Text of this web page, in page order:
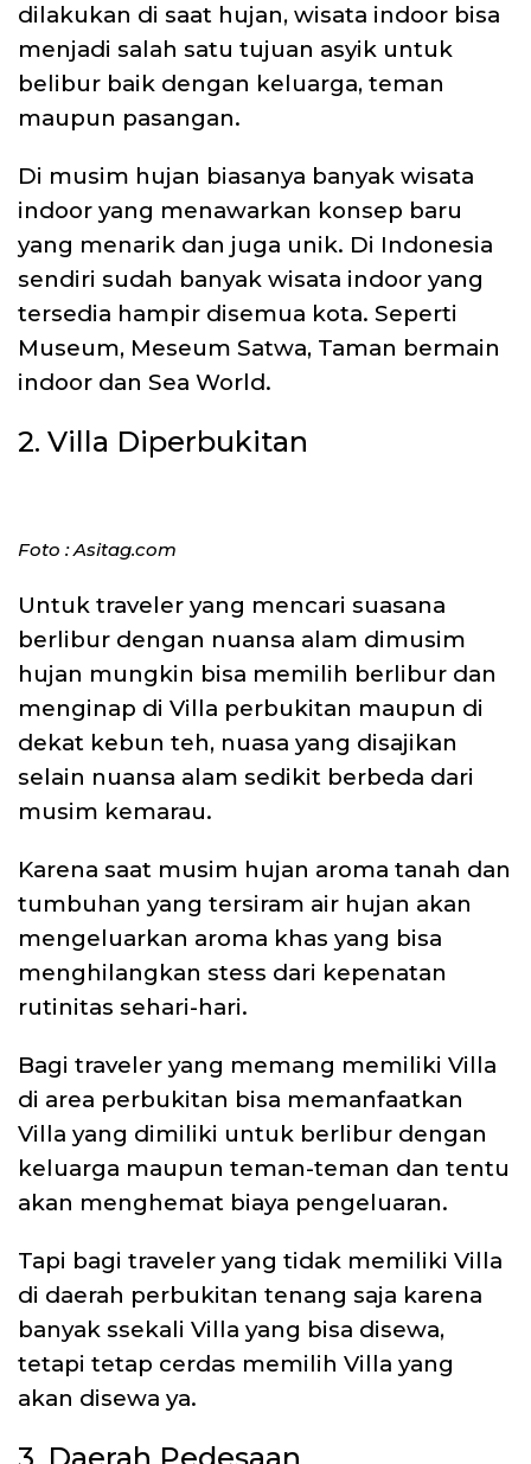
dilakukan di saat hujan, wisata indoor bisa
menjadi salah satu tujuan asyik untuk
belibur baik dengan keluarga, teman
maupun pasangan.
Di musim hujan biasanya banyak wisata
indoor yang menawarkan konsep baru
yang menarik dan juga unik. Di Indonesia
sendiri sudah banyak wisata indoor yang
tersedia hampir disemua kota. Seperti
Museum, Meseum Satwa, Taman bermain
indoor dan Sea World.
2. Villa Diperbukitan
Foto : Asitag.com
Untuk traveler yang mencari suasana
berlibur dengan nuansa alam dimusim
hujan mungkin bisa memilih berlibur dan
menginap di Villa perbukitan maupun di
dekat kebun teh, nuasa yang disajikan
selain nuansa alam sedikit berbeda dari
musim kemarau.
Karena saat musim hujan aroma tanah dan
tumbuhan yang tersiram air hujan akan
mengeluarkan aroma khas yang bisa
menghilangkan stess dari kepenatan
rutinitas sehari-hari.
Bagi traveler yang memang memiliki Villa
di area perbukitan bisa memanfaatkan
Villa yang dimiliki untuk berlibur dengan
keluarga maupun teman-teman dan tentu
akan menghemat biaya pengeluaran.
Tapi bagi traveler yang tidak memiliki Villa
di daerah perbukitan tenang saja karena
banyak ssekali Villa yang bisa disewa,
tetapi tetap cerdas memilih Villa yang
akan disewa ya.